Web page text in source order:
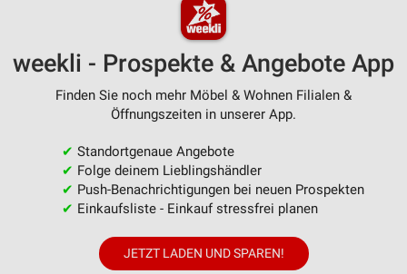
weekli - Prospekte & Angebote App
Finden Sie noch mehr Möbel & Wohnen Filialen &
Öffnungszeiten in unserer App.
✔ Standortgenaue Angebote
✔ Folge deinem Lieblingshändler
✔ Push-Benachrichtigungen bei neuen Prospekten
✔ Einkaufsliste - Einkauf stressfrei planen
JETZT LADEN UND SPAREN!